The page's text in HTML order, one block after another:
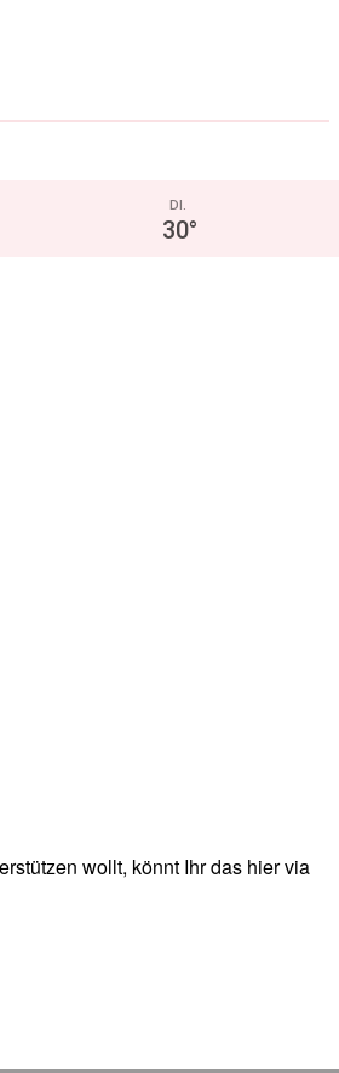
DI.
30°
wollt, könnt Ihr das hier via